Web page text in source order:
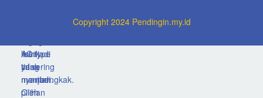
Copyright 2024 Pendingin.my.id